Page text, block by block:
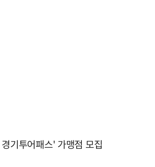
기투어패스' 가맹점 모집